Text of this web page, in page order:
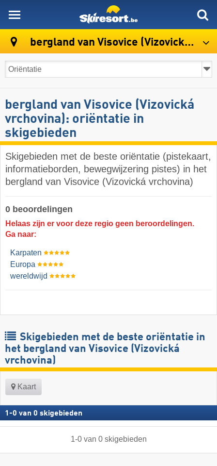
bergland van Visovice (Vizovická vrchovina)
bergland van Visovice (Vizovická
vrchovina): oriëntatie in
skigebieden
Skigebieden met de beste oriëntatie (pistekaart,
informatieborden, bewegwijzering pistes) in het
bergland van Visovice (Vizovická vrchovina)
0 beoordelingen
Helaas zijn er voor deze regio geen beroordelingen.
Ga naar:
Karpaten
Europa
wereldwijd
Skigebieden met de beste oriëntatie in
het bergland van Visovice (Vizovická
vrchovina)
Kaart
1 -0 van 0 skigebieden
1-0van 0 skigebieden